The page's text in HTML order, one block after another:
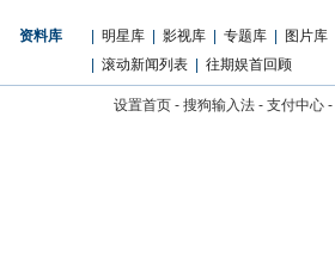
资料库 明星库 影视库 专题库
图片库
滚动新闻列表 往期娱首回顾
设置首页 - 搜狗输入法 - 支付中心 -